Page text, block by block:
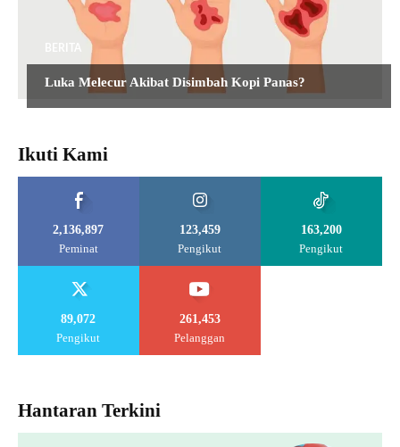
Luka Melecur Akibat Disimbah Kopi Panas?
Ikuti Kami
2,136,897
Peminat
123,459
Pengikut
163,200
Pengikut
89,072
Pengikut
261,453
Pelanggan
Hantaran Terkini